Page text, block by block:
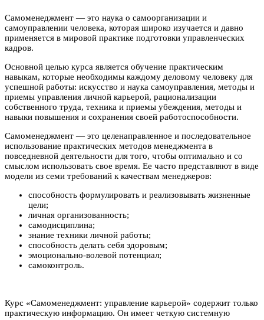
Самоменеджмент — это наука о самоорганизации и
самоуправлении человека, которая широко изучается и давно
применяется в мировой практике подготовки управленческих
кадров.
Основной целью курса является обучение практическим
навыкам, которые необходимы каждому деловому человеку для
успешной работы: искусство и наука самоуправления, методы и
приемы управления личной карьерой, рационализации
собственного труда, техника и приемы убеждения, методы и
навыки повышения и сохранения своей работоспособности.
Самоменеджмент — это целенаправленное и последовательное
использование практических методов менеджмента в
повседневной деятельности для того, чтобы оптимально и со
смыслом использовать свое время. Ее часто представляют в виде
модели из семи требований к качествам менеджеров:
способность формулировать и реализовывать жизненные
цели;
личная организованность;
самодисциплина;
знание техники личной работы;
способность делать себя здоровым;
эмоционально-волевой потенциал;
самоконтроль.
Курс «Самоменеджмент: управление карьерой» содержит только
практическую информацию. Он имеет четкую системную